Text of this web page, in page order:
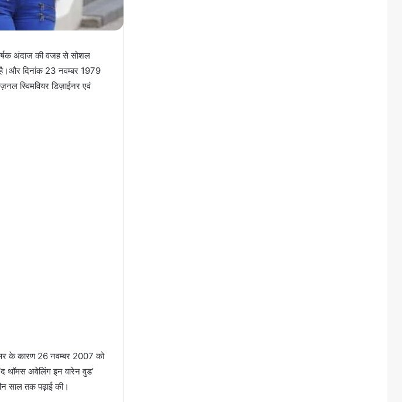
अंदाज की वजह से सोशल
दिनांक 23 नवम्बर 1979
स्विमवियर डिज़ाईनर एवं
के कारण 26 नवम्बर 2007 को
थॉमस अवेलिंग इन वारेन वुड’
साल तक पढ़ाई की।